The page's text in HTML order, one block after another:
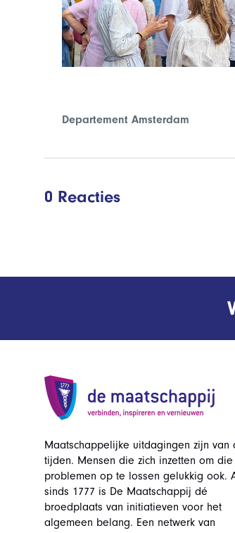
Departement Amsterdam
0 Reacties
Maatschappelijke uitdagingen zijn van
tijden. Mensen die zich inzetten om die
problemen op te lossen gelukkig ook.
sinds 1777 is De Maatschappij dé
broedplaats van initiatieven voor het
algemeen belang. Een netwerk van